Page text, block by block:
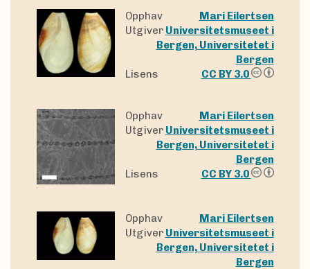
Opphav
Mari Eilertsen
Utgiver Universitetsmuseet i
Bergen, Universitetet i
Bergen
Lisens
CC BY 3.0
Opphav
Mari Eilertsen
Utgiver Universitetsmuseet i
Bergen, Universitetet i
Bergen
Lisens
CC BY 3.0
Opphav
Mari Eilertsen
Utgiver Universitetsmuseet i
Bergen, Universitetet i
Bergen